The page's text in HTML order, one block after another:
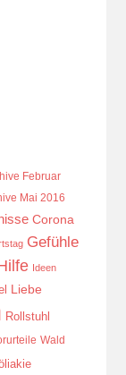
Februar
Mai 2016
Corona
Gefühle
Ideen
Liebe
Rollstuhl
Wald